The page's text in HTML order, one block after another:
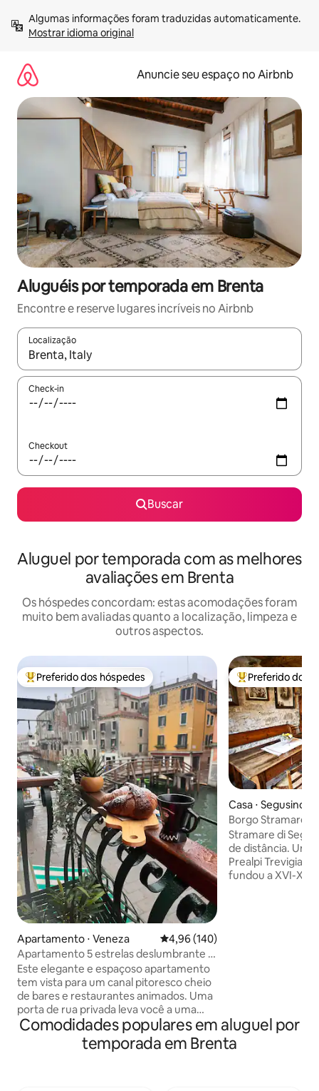
para
Mostrar idioma original
Anuncie seu espaço no Airbnb
Aluguéis por temporada em Brenta
Encontre e reserve lugares incríveis no Airbnb
Localização
Quando os resultados estiverem disponíveis, explore-os
Check-in
Checkout
Buscar
Aluguel por temporada com as melhores
avaliações em Brenta
Os hóspedes concordam: estas acomodações foram
muito bem avaliadas quanto a localização, limpeza e
outros aspectos.
Entre os melhores preferidos dos hóspedes
Preferido dos hóspedes
Apartamento ⋅ Veneza 4,96 de uma avaliação média de
4,96 (140)
Apartamento 5 estrelas deslumbrante e
superestiloso à beira do canal!
Este elegante e espaçoso apartamento
tem vista para um canal pitoresco cheio
de bares e restaurantes animados. Uma
porta de rua privada leva você a uma
área de serviço no piso térreo (lavadora
e secadora) e, em seguida, no andar de
cima, você entra em um espaço
Entre os
Preferido dos
Casa ⋅ Segusino
Borgo Stramare
Segusino
Stramare di
de distância.
Prealpi
fundou a XVI-XVII
se entre a
o vinho, e
Comodidades populares em aluguel por
temporada em Brenta